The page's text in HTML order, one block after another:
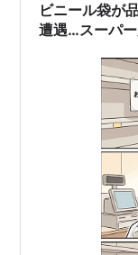
ビニール袋が
遭遇…スーパ